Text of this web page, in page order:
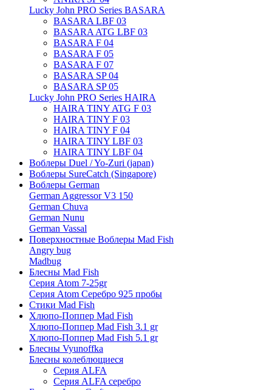
Lucky John PRO Series BASARA
BASARA LBF 03
BASARA ATG LBF 03
BASARA F 04
BASARA F 05
BASARA F 07
BASARA SP 04
BASARA SP 05
Lucky John PRO Series HAIRA
HAIRA TINY ATG F 03
HAIRA TINY F 03
HAIRA TINY F 04
HAIRA TINY LBF 03
HAIRA TINY LBF 04
Воблеры Duel / Yo-Zuri (japan)
Воблеры SureCatch (Singapore)
Воблеры German
German Aggressor V3 150
German Chuva
German Nunu
German Vassal
Поверхностные Воблеры Mad Fish
Angry bug
Madbug
Блесны Mad Fish
Серия Atom 7-25gr
Серия Atom Серебро 925 пробы
Стики Mad Fish
Хлюпо-Поппер Mad Fish
Хлюпо-Поппер Mad Fish 3.1 gr
Хлюпо-Поппер Mad Fish 5.1 gr
Блесны Vyunoffka
Блесны колеблющиеся
Серия ALFA
Серия ALFA серебро